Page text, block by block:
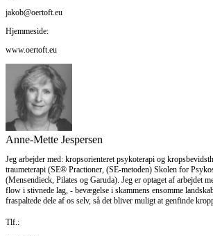
jakob@oertoft.eu
Hjemmeside:
www.oertoft.eu
Anne-Mette Jespersen
Jeg arbejder med: kropsorienteret psykoterapi og
traumeterapi (SE® Practioner, (SE-metoden) Skolen for
(Mensendieck, Pilates og Garuda). Jeg er optaget af arbejdet
flow i stivnede lag, - bevægelse i skammens ensomme
fraspaltede dele af os selv, så det bliver muligt at genfinde
Tlf.: